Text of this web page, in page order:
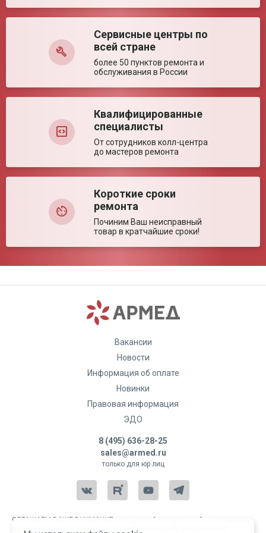
Оставить отзыв
Сервисные центры по
всей стране
более 50 пунктов ремонта и
обслуживания в России
Квалифицированные
специалисты
От сотрудников колл-центра
до мастеров ремонта
Короткие сроки
ремонта
Починим Ваш неисправный
товар в кратчайшие сроки!
Вакансии
Новости
Информация об оплате
Новинки
Правовая информация
ЭДО
8 (495) 636-28-25
sales@armed.ru
только для юр.лиц
ОБРАЩАЕМ ВАШЕ ВНИМАНИЕ, что данный интернет-сайт и материалы,